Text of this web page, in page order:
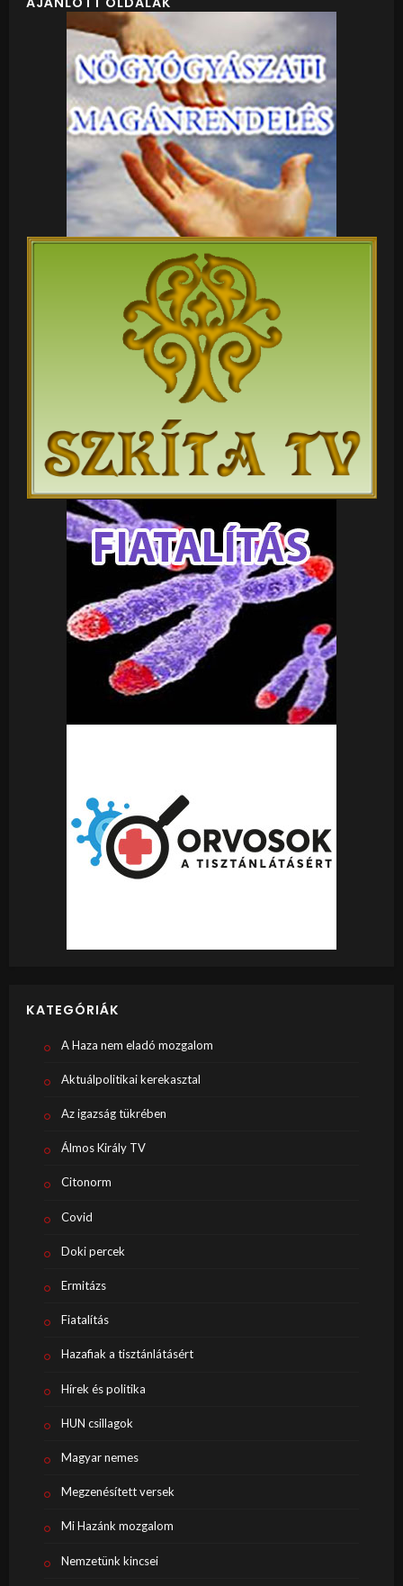
KATEGÓRIÁK
A Haza nem eladó mozgalom
Aktuálpolitikai kerekasztal
Az igazság tükrében
Álmos Király TV
Citonorm
Covid
Doki percek
Ermitázs
Fiatalítás
Hazafiak a tisztánlátásért
Hírek és politika
HUN csillagok
Magyar nemes
Megzenésített versek
Mi Hazánk mozgalom
Nemzetünk kincsei